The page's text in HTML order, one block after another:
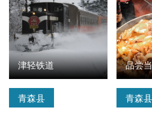
青森县
津轻铁道
青森县